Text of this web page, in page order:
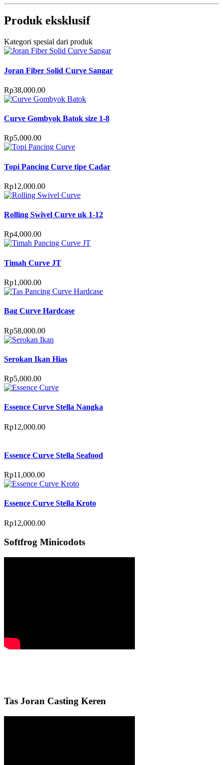
Produk eksklusif
Kategori spesial dari produk
Joran Fiber Solid Curve Sangar
Rp38,000.00
Curve Gombyok Batok size 1-8
Rp5,000.00
Topi Pancing Curve tipe Cadar
Rp12,000.00
Rolling Swivel Curve uk 1-12
Rp4,000.00
Timah Curve JT
Rp1,000.00
Bag Curve Hardcase
Rp58,000.00
Serokan Ikan Hias
Rp5,000.00
Essence Curve Stella Nangka
Rp12,000.00
Essence Curve Stella Seafood
Rp11,000.00
Essence Curve Stella Kroto
Rp12,000.00
Softfrog Minicodots
Tas Joran Casting Keren